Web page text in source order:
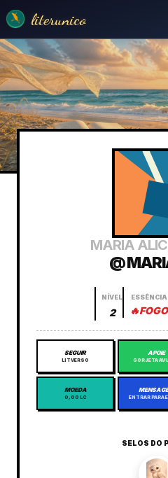
literunico
MARIA
@
NÍVEL
2
ESSÊNCIA
🔥FOGO
SEGUIR
LITVERSO
APOIE
GORJETA
MOEDA
0,00 LC ENTRAR PARA
SELOS DO